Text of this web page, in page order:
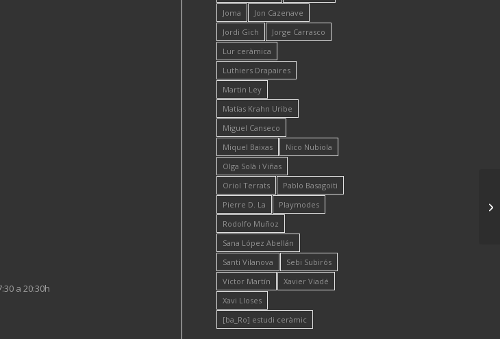
a 20:30h
Joma
Jon Cazenave
Jordi Gich
Jorge Carrasco
Lur ceràmica
Luthiers Drapaires
Martin Ley
Matías Krahn Uribe
Miguel Canseco
Miquel Baixas
Nico Nubiola
Olga Solà i Viñas
Oriol Terrats
Pablo Basagoiti
Pierre D. La
Playmodes
Rodolfo Muñoz
Sana López Abellán
Santi Vilanova
Sebi Subirós
Víctor Martín
Xavier Viadé
Xavi Lloses
[ba_Ro] estudi ceràmic